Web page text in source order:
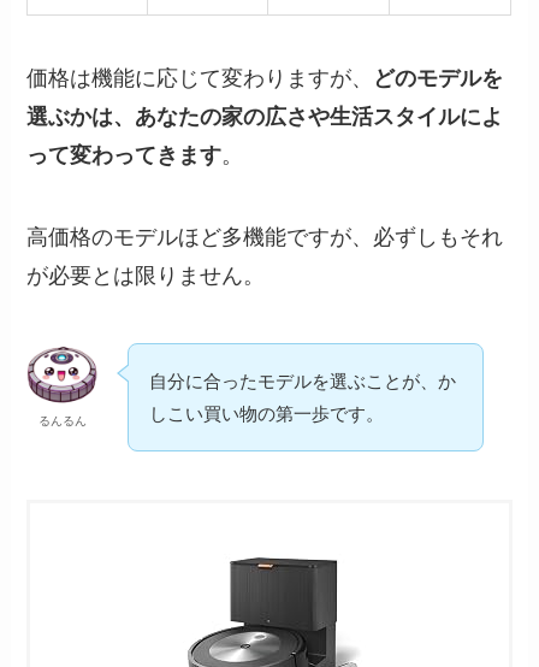
価格は機能に応じて変わりますが、
どのモデルを
選ぶかは、あなたの家の広さや生活スタイルによ
って変わってきます。
高価格のモデルほど多機能ですが、必ずしもそれ
が必要とは限りません。
るんるん
自分に合ったモデルを選ぶことが、か
しこい買い物の第一歩です。